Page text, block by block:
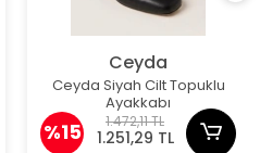
Ceyda
Ceyda Siyah Cilt Topuklu
Ayakkabı
%15 1.472,11 TL
1.251,29 TL